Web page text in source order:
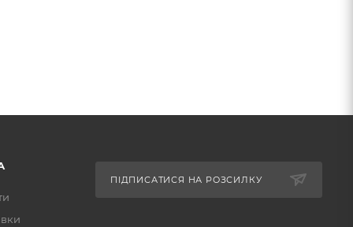
ПІДПИСАТИСЯ НА РОЗСИЛКУ